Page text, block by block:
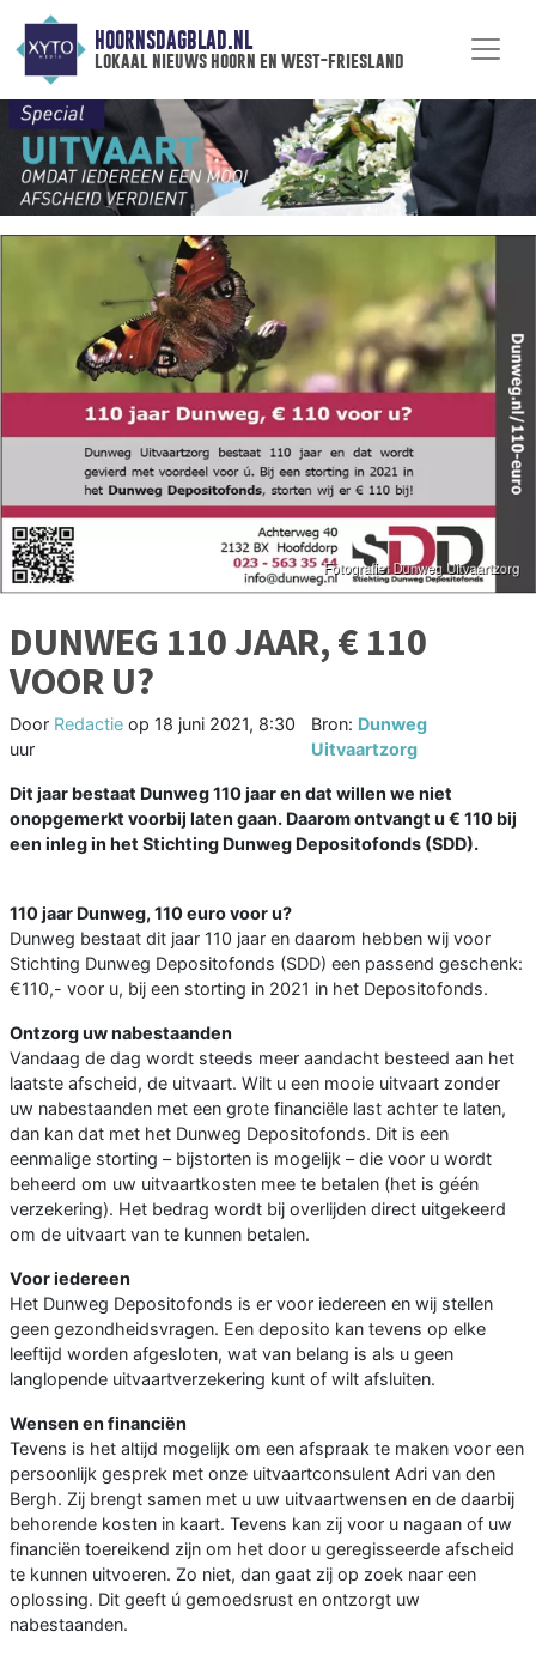
HOORNSDAGBLAD.NL
lokaal nieuws hoorn en west-friesland
DUNWEG 110 JAAR, € 110
VOOR U?
Door Redactie op 18 juni 2021, 8:30
uur
Bron: Dunweg
Uitvaartzorg
Dit jaar bestaat Dunweg 110 jaar en dat willen we niet
onopgemerkt voorbij laten gaan. Daarom ontvangt u € 110 bij
een inleg in het Stichting Dunweg Depositofonds (SDD).
110 jaar Dunweg, 110 euro voor u?
Dunweg bestaat dit jaar 110 jaar en daarom hebben wij voor
Stichting Dunweg Depositofonds (SDD) een passend geschenk:
€110,- voor u, bij een storting in 2021 in het Depositofonds.
Ontzorg uw nabestaanden
Vandaag de dag wordt steeds meer aandacht besteed aan het
laatste afscheid, de uitvaart. Wilt u een mooie uitvaart zonder
uw nabestaanden met een grote financiële last achter te laten,
dan kan dat met het Dunweg Depositofonds. Dit is een
eenmalige storting – bijstorten is mogelijk – die voor u wordt
beheerd om uw uitvaartkosten mee te betalen (het is géén
verzekering). Het bedrag wordt bij overlijden direct uitgekeerd
om de uitvaart van te kunnen betalen.
Voor iedereen
Het Dunweg Depositofonds is er voor iedereen en wij stellen
geen gezondheidsvragen. Een deposito kan tevens op elke
leeftijd worden afgesloten, wat van belang is als u geen
langlopende uitvaartverzekering kunt of wilt afsluiten.
Wensen en financiën
Tevens is het altijd mogelijk om een afspraak te maken voor een
persoonlijk gesprek met onze uitvaartconsulent Adri van den
Bergh. Zij brengt samen met u uw uitvaartwensen en de daarbij
behorende kosten in kaart. Tevens kan zij voor u nagaan of uw
financiën toereikend zijn om het door u geregisseerde afscheid
te kunnen uitvoeren. Zo niet, dan gaat zij op zoek naar een
oplossing. Dit geeft ú gemoedsrust en ontzorgt uw
nabestaanden.